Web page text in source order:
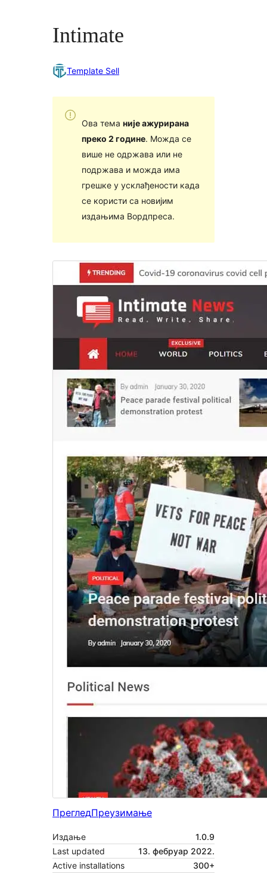
Intimate
Template Sell
Ова тема није ажурирана
преко 2 године. Можда се
више не одржава или не
подржава и можда има
грешке у усклађености када
се користи са новијим
издањима Вордпреса.
ПрегледПреузимање
Издање
1.0.9
Last updated
13. фебруар 2022.
Active installations
300+